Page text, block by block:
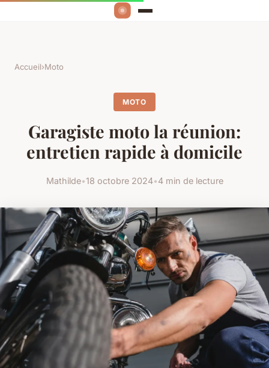
Accueil›Moto
MOTO
Garagiste moto la réunion:
entretien rapide à domicile
Mathilde•18 octobre 2024•4 min de lecture